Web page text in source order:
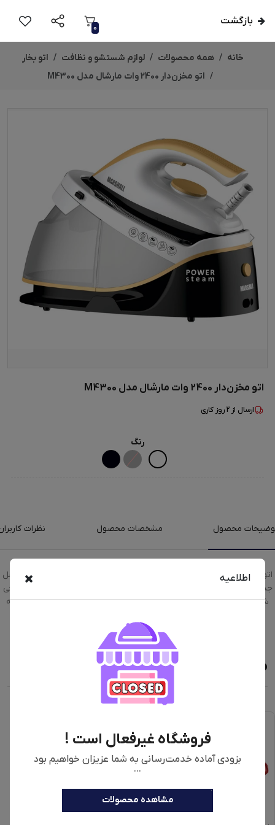
اطلاعیه
فروشگاه غیرفعال است !
بزودی آماده خدمت‌رسانی به شما عزیزان خواهیم بود
...
مشاهده محصولات
بازگشت
0
خانه همه محصولات لوازم شستشو و نظافت
اتو بخار
اتو مخزن‌دار 2400 وات مارشال مدل M4300
اتو مخزن‌دار 2400 وات مارشال مدل M4300
ارسال از 2روز کاری
رنگ
محصول مشخصات محصول نظرات
اتو مخزن دار مارشال مدل M4300 با توان 2400 وات و فشار بخار 5.5 بار، نسل
جدیدی از اتوهای بخار پیشرفته است که برای کاربران خانگی و حرفه‌ای طراحی
شده است. این محصول جدید با کفه سرامیکی و مخزن آب 1.5 لیتری، تجربه
محصولات مشابه